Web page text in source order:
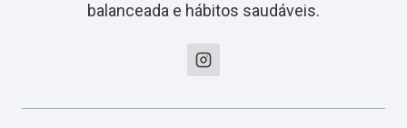
balanceada e hábitos saudáveis.